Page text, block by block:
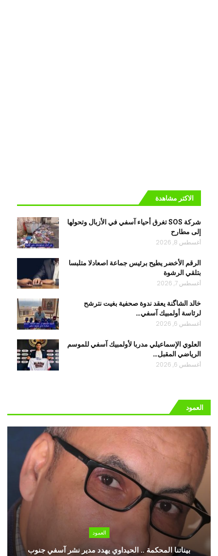
الاكتر مشاهدة
شركة SOS تغرق أحياء آسفي في الأزبال وتحولها
إلى مطارح
أغسطس 8, 2026
الرقم الأخضر يطيح برئيس جماعة اصعادلا متلبسا
بتلقي الرشوة
أغسطس 7, 2026
خالد الشاگنة يعقد ندوة صحفية بغيت نترشح
لرئاسة أولمبيك آسفي…
أغسطس 6, 2026
العلوي الإسماعيلي مدربا لأولمبيك آسفي للموسم
الرياضي المقبل…
أغسطس 6, 2026
العمود
العمود
بيناتنا المحكمة .. الحيداوي يهدد مدير نشر آسفي جنوب